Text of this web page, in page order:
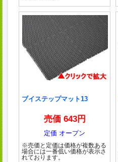
ブイステップマット13
売価 643円
定価 オープン
※売価と定価は価格が複数ある
場合には一番低い価格が表示さ
れております。